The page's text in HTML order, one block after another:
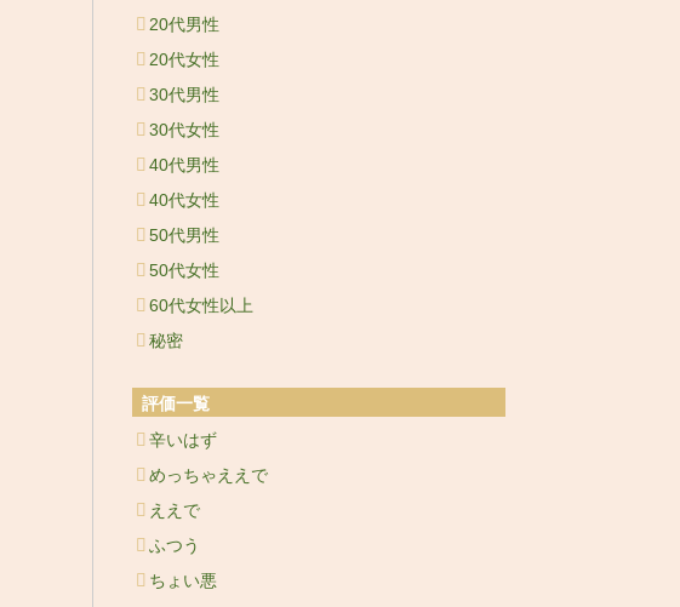
20代男性
20代女性
30代男性
30代女性
40代男性
40代女性
50代男性
50代女性
60代女性以上
秘密
評価一覧
辛いはず
めっちゃええで
ええで
ふつう
ちょい悪